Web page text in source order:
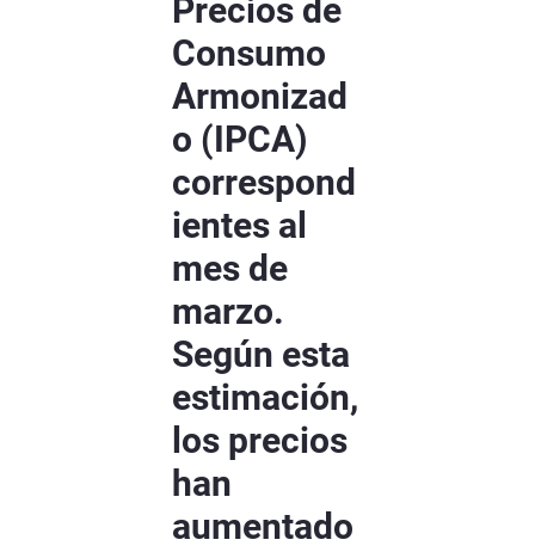
Precios de
Consumo
Armonizad
o (IPCA)
correspond
ientes al
mes de
marzo.
Según esta
estimación,
los precios
han
aumentado